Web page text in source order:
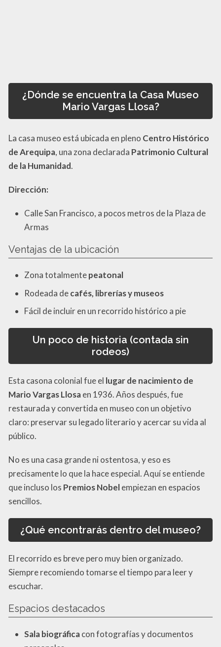
¿Dónde se encuentra la Casa Museo
Mario Vargas Llosa?
La casa museo está ubicada en pleno Centro Histórico
de Arequipa, una zona declarada Patrimonio Cultural
de la Humanidad.
Dirección:
Calle San Francisco, a pocos metros de la Plaza de
Armas
Ventajas de la ubicación
Zona totalmentepeatonal
Rodeada decafés, librerías y museos
Fácil de incluir en un recorrido histórico a pie
Un poco de historia (contada sin
rodeos)
Esta casona colonial fue el lugar de nacimiento de
Mario Vargas Llosaen 1936. Años después, fue
restaurada y convertida en museo con un objetivo
claro: preservar su legado literario y acercar su vida al
público.
No es una casa grande ni ostentosa, y eso es
precisamente lo que la hace especial. Aquí se entiende
que incluso los Premios Nobelempiezan en espacios
sencillos.
¿Qué encontrarás dentro del museo?
El recorrido es breve pero muy bien organizado.
Siempre recomiendo tomarse el tiempo para leer y
escuchar.
Espacios destacados
Sala biográficacon fotografías y documentos